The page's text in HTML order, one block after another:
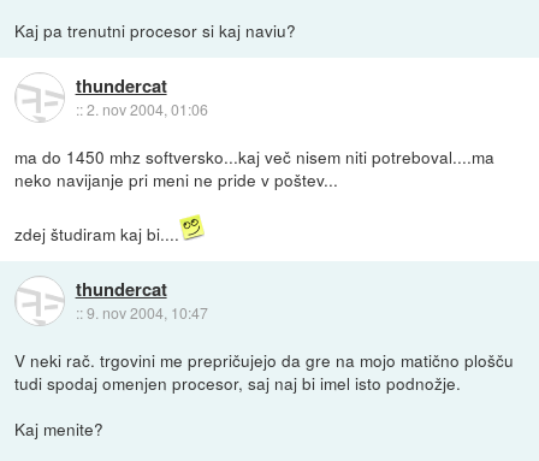
Kaj pa trenutni procesor si kaj naviu?
thundercat
::2. nov 2004, 01:06
ma do 1450 mhz softversko...kaj več nisem niti potreboval....ma
neko navijanje pri meni ne pride v poštev...
zdej študiram kaj bi....
thundercat
::9. nov 2004, 10:47
V neki rač. trgovini me prepričujejo da gre na mojo matično plošču
tudi spodaj omenjen procesor, saj naj bi imel isto podnožje.
Kaj menite?